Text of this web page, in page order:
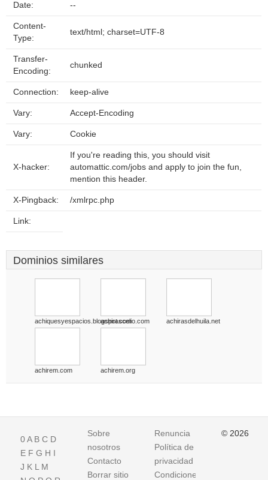
Date: --
Content-
Type:
text/html; charset=UTF-8
Transfer-
Encoding:
chunked
Connection: keep-alive
Vary: Accept-Encoding
Vary: Cookie
X-hacker:
If you're reading this, you should visit
automattic.com/jobs and apply to join the fun,
mention this header.
X-Pingback: /xmlrpc.php
Link:
Dominios similares
achiquesyespacios.blogspot.com
achirascelio.com achirasdelhuila.net
achirem.com achirem.org
0A B C D
E F G H I
J K L M
Sobre
nosotros
Contacto
Borrar sitio
Renuncia
Política de
privacidad
Condiciones
© 2026